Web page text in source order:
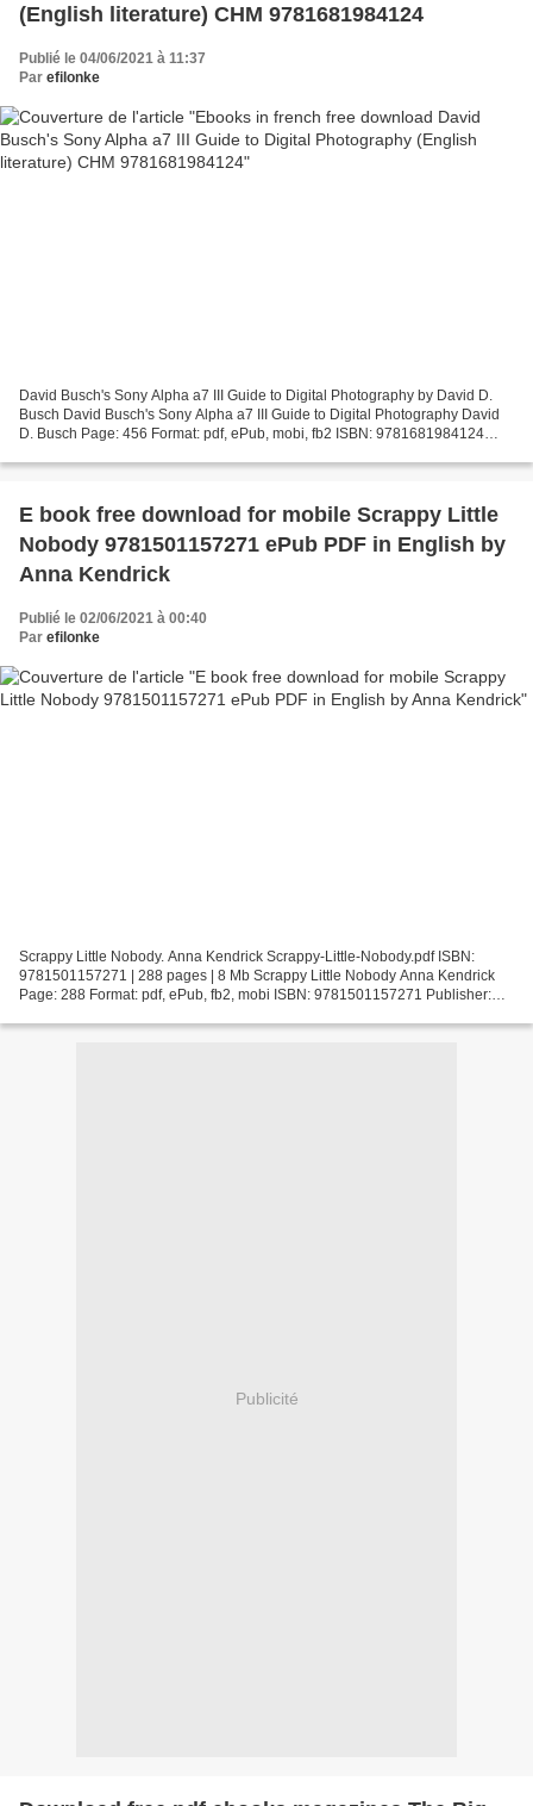
(English literature) CHM 9781681984124
Publié le 04/06/2021 à 11:37
Par efilonke
David Busch's Sony Alpha a7 III Guide to Digital Photography by David D.
Busch David Busch's Sony Alpha a7 III Guide to Digital Photography David
D. Busch Page: 456 Format: pdf, ePub, mobi, fb2 ISBN: 9781681984124
E book free download for mobile Scrappy Little
Nobody 9781501157271 ePub PDF in English by
Anna Kendrick
Publié le 02/06/2021 à 00:40
Par efilonke
Scrappy Little Nobody. Anna Kendrick Scrappy-Little-Nobody.pdf ISBN:
9781501157271 | 288 pages | 8 Mb Scrappy Little Nobody Anna Kendrick
Page: 288 Format: pdf, ePub, fb2, mobi ISBN: 9781501157271 Publisher:
Publicité